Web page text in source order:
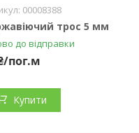
00008388
трос 5 мм
до відправки
пог.м
Купити